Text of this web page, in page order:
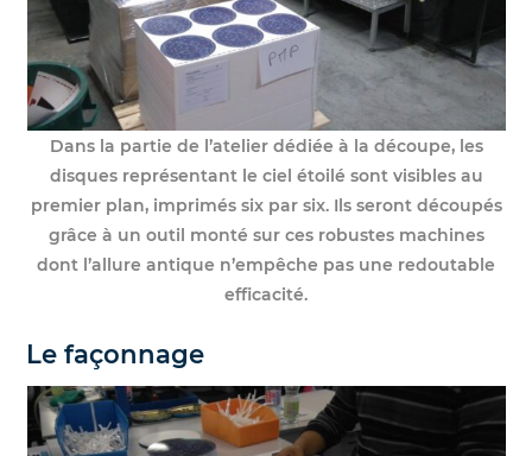
Dans la partie de l’atelier dédiée à la découpe, les
disques représentant le ciel étoilé sont visibles au
premier plan, imprimés six par six. Ils seront découpés
grâce à un outil monté sur ces robustes machines
dont l’allure antique n’empêche pas une redoutable
efficacité.
Le façonnage